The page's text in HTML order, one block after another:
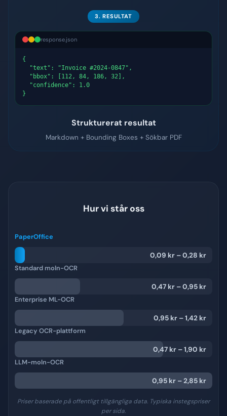
3. RESULTAT
response.json
{
  "text": "Invoice #2024-0847",
  "bbox": [112, 84, 186, 32],
  "confidence": 1.0
}
Strukturerat resultat
Markdown + Bounding Boxes + Sökbar PDF
Hur vi står oss
PaperOffice
0,09 kr –0,28 kr
Standard moln-OCR
0,47 kr –0,95 kr
Enterprise ML-OCR
0,95 kr –1,42 kr
Legacy OCR-plattform
0,47 kr –1,90 kr
LLM-moln-OCR
0,95 kr – 2,85 kr
Priser baserade på offentligt tillgängliga data. Typiska instegspriser
per sida.